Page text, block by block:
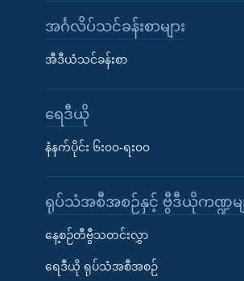
အင်္ဂလိပ်သင်ခန်းစာများ
အီဒီယံသင်ခန်းစာ
ရေဒီယို
နံနက်ပိုင်း ၆း၀၀-ရး၀၀
ရုပ်သံအစီအစဉ်နှင့် ဗွီဒီယိုကဏ္ဍမျ
နေ့စဉ်တီဗွီသတင်းလွှာ
ရေဒီယို ရုပ်သံအစီအစဉ်